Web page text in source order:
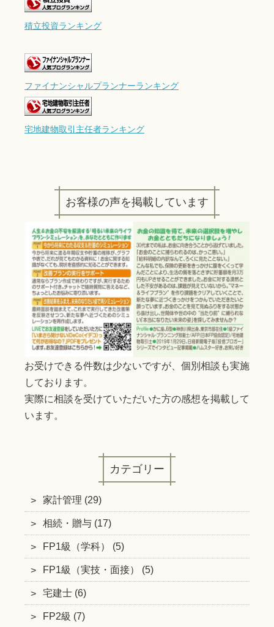
積立投資ランキング
ファイナンシャルプランナーランキング
宅地建物取引主任者ランキング
お客様の声を掲載しています
お受けできる件数は少ないですが、個別相談も実施
しております。
実際に相談を受けていただいた方の感想を掲載して
います。
カテゴリー
家計管理 (29)
相続・贈与 (17)
FP1級（学科） (5)
FP1級（実技・面接） (5)
宅建士 (6)
FP2級 (7)